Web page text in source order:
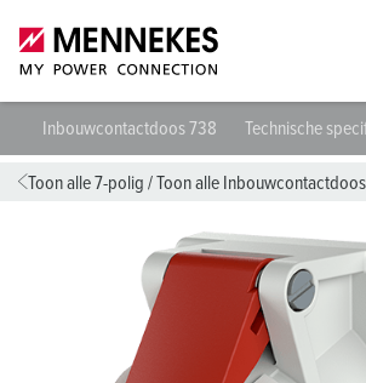
Inbouwcontactdoos 738 Technische
Toon alle 7-polig /Toon alle Inbouwcontactdoos